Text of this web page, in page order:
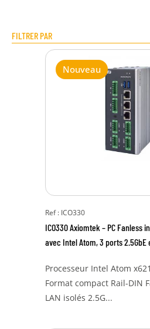
FILTRER PAR
Nouveau
Ref : ICO330
ICO330 Axiomtek – PC Fanless
avec Intel Atom, 3 ports 2.5GbE
Processeur Intel Atom
Format compact Rail-DIN
LAN isolés 2.5G...